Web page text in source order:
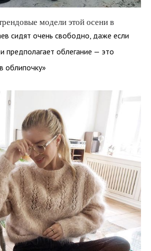
модели этой осени в
сидят очень свободно, даже если
предполагает облегание — это
облипочку»